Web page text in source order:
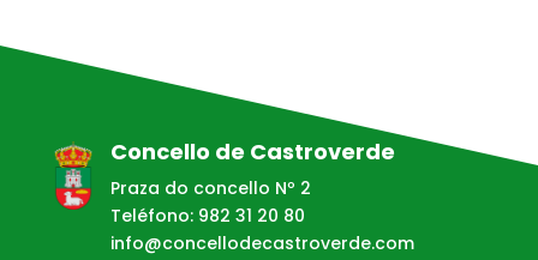
Concello de Castroverde
Praza do concello Nº 2
Teléfono: 982 31 20 80
info@concellodecastroverde.com